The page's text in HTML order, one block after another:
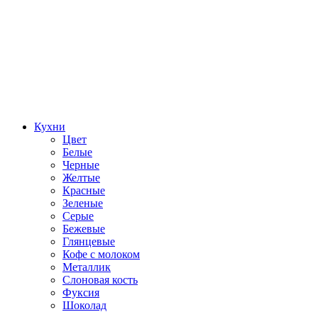
Кухни
Цвет
Белые
Черные
Желтые
Красные
Зеленые
Серые
Бежевые
Глянцевые
Кофе с молоком
Металлик
Слоновая кость
Фуксия
Шоколад